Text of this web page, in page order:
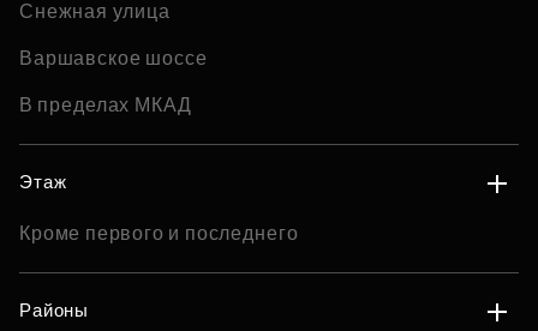
Снежная улица
Варшавское шоссе
В пределах МКАД
Этаж
Кроме первого и последнего
Районы